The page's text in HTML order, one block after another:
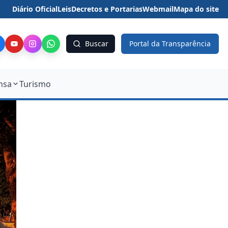
Diário OficialLeisDecretos e PortariasWebmailMapa do site
Buscar Portal da Transparência
Turismo